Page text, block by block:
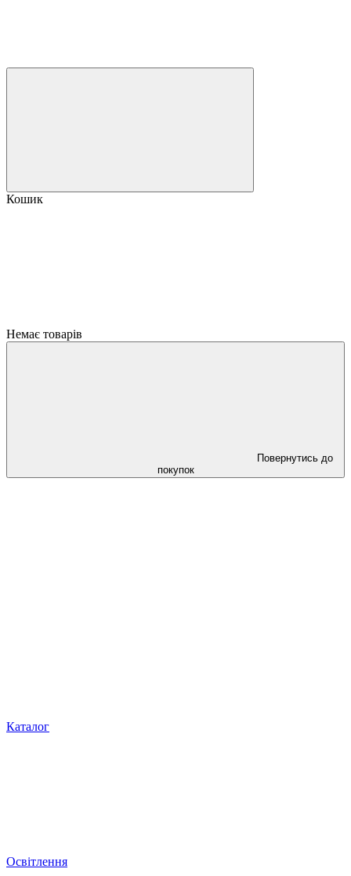
Кошик
Немає товарів
Повернутись до
покупок
Каталог
Освітлення